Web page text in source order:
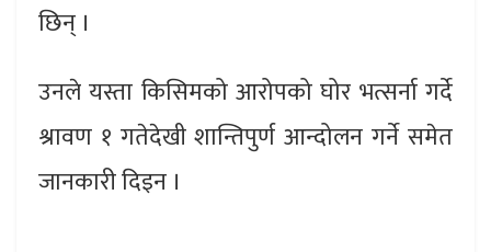
छिन् ।
उनले यस्ता किसिमको आरोपको घोर भत्सर्ना गर्दे
श्रावण १ गतेदेखी शान्तिपुर्ण आन्दोलन गर्ने समेत
जानकारी दिइन ।